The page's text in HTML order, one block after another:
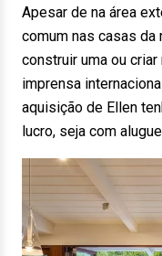
Apesar de na área
comum nas casas
construir uma ou
imprensa
aquisição de Ellen
lucro, seja com